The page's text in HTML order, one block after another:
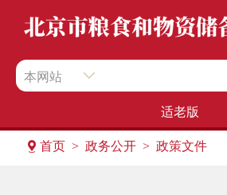
本网站
适老版
首页 > 政务公开 > 政策文件